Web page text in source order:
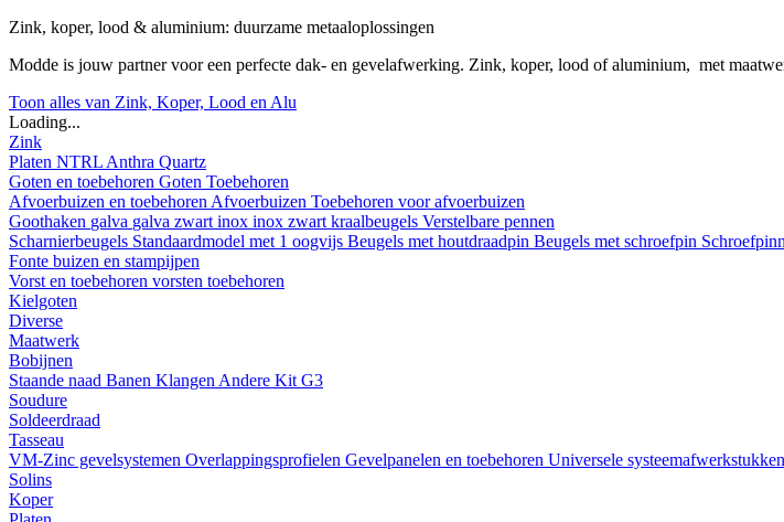
Zink, koper, lood & aluminium: duurzame metaaloplossingen
Modde is jouw partner voor een perfecte dak- en gevelafwerking. Zink, koper, lood of aluminium, met
Toon alles van Zink, Koper, Lood en Alu
Loading...
Zink
Platen NTRL Anthra Quartz
Goten en toebehoren Goten Toebehoren
Afvoerbuizen en toebehoren Afvoerbuizen Toebehoren voor afvoerbuizen
Goothaken galva galva zwart inox inox zwart kraalbeugels Verstelbare pennen
Scharnierbeugels Standaardmodel met 1 oogvijs Beugels met houtdraadpin Beugels met schroefpin
Fonte buizen en stampijpen
Vorst en toebehoren vorsten toebehoren
Kielgoten
Diverse
Maatwerk
Bobijnen
Staande naad Banen Klangen Andere Kit G3
Soudure
Soldeerdraad
Tasseau
VM-Zinc gevelsystemen Overlappingsprofielen Gevelpanelen en toebehoren Universele systeemafwerkstukken
Solins
Koper